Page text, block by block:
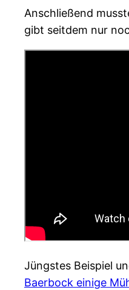
Anschließend
gibt seitdem nur
Jüngstes Beispiel
Baerbock einige